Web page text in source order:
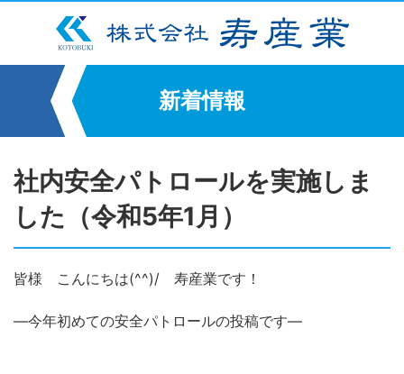
新着情報
社内安全パトロールを実施しま
した（令和5年1月）
皆様 こんにちは(^^)/ 寿産業です！
―今年初めての安全パトロールの投稿です―